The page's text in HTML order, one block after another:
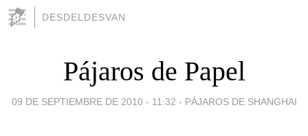
DESDELDESVAN
Pájaros de Papel
09 DE SEPTIEMBRE DE 2010 - 11:32 - PÁJAROS DE SHANGHAI